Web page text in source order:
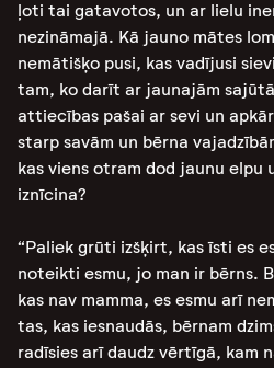
ļoti tai gatavotos, un ar lielu
nezināmajā. Kā jauno mātes
nemātišķo pusi, kas vadījusi
tam, ko darīt ar jaunajām
attiecības pašai ar sevi un
starp savām un bērna
kas viens otram dod jaunu elpu
iznīcina?
“Paliek grūti izšķirt, kas īsti es
noteikti esmu, jo man ir bērns.
kas nav mamma, es esmu arī
tas, kas iesnaudās, bērnam
radīsies arī daudz vērtīgā, kam